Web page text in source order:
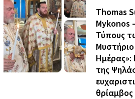
Thomas
Mykonos
Τύπους
Ημέρας»:
της
θρίαμβος